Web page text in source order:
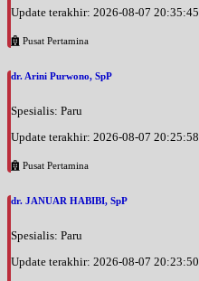
UMUM
Jumat, 04/09/2026
UMUM
Sabtu, 05/09/2026
UMUM
Jam 19:00 - 20:00
Update terakhir: 2026-08-07 20:35:45
Pusat Pertamina
dr. Arini Purwono, SpP
Spesialis: Paru
Update terakhir: 2026-08-07 20:25:58
Pusat Pertamina
dr. JANUAR HABIBI, SpP
Spesialis: Paru
Update terakhir: 2026-08-07 20:23:50